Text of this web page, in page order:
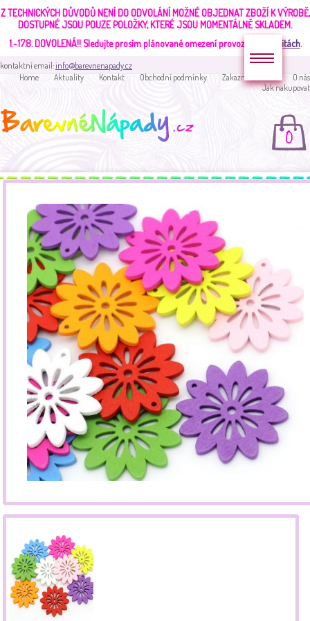
Z TECHNICKÝCH DŮVODŮ NENÍ DO ODVOLÁNÍ MOŽNÉ OBJEDNAT ZBOŽÍ K VÝROBĚ,
DOSTUPNÉ JSOU POUZE POLOŽKY, KTERÉ JSOU MOMENTÁLNĚ SKLADEM.
1.-17.8. DOVOLENÁ!!Sledujte prosím plánované omezení provozu v aktualitách.
kontaktní email:info@barevnenapady.cz
Home
Aktuality Kontakt Obchodní podmínky Zakaznická sekce
O nás
Jak nakupovat
0